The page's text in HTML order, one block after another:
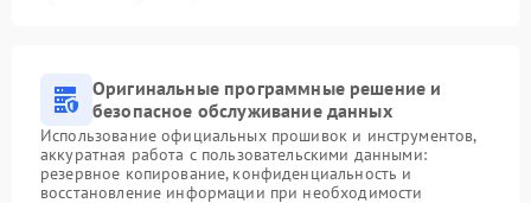
Оригинальные программные решение и
безопасное обслуживание данных
Использование официальных прошивок и инструментов,
аккуратная работа с пользовательскими данными:
резервное копирование, конфиденциальность и
восстановление информации при необходимости